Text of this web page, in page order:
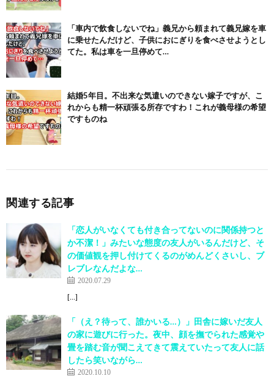
「車内で飲食しないでね」義兄から頼まれて義兄嫁を車
に乗せたんだけど、子供におにぎりを食べさせようとし
てた。私は車を一旦停めて…
結婚5年目。不出来な気遣いのできない嫁子ですが、こ
れからも精一杯頑張る所存ですわ！これが義母様の希望
ですものね
関連する記事
「恋人がいなくても付き合ってないのに関係持つと
か不潔！」みたいな態度の友人がいるんだけど、そ
の価値観を押し付けてくるのがめんどくさいし、ブ
レブレなんだよな…
2020.07.29
[…]
「（え？待って、誰かいる…）」田舎に嫁いだ友人
の家に遊びに行った。夜中、顔を撫でられた感覚や
畳を踏む音が聞こえてきて震えていたって友人に話
したら笑いながら…
2020.10.10